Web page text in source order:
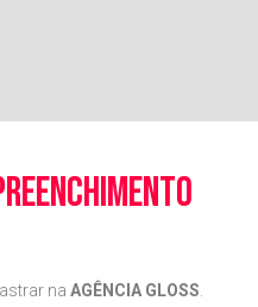
na AGÊNCIA GLOSS